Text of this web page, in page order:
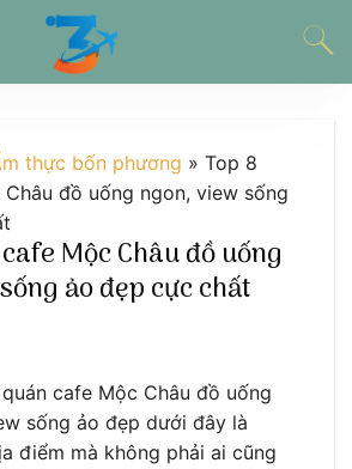
thực bốn phương » Top 8
đồ uống ngon, view sống
Mộc Châu đồ uống
ảo đẹp cực chất
cafe Mộc Châu đồ uống
sống ảo đẹp dưới đây là
điểm mà không phải ai cũng